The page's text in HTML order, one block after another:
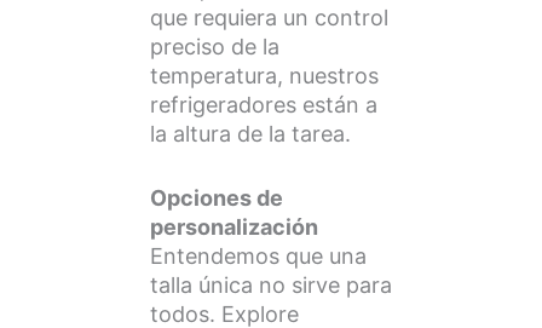
que requiera un control
preciso de la
temperatura, nuestros
refrigeradores están a
la altura de la tarea.
Opciones de
personalización
Entendemos que una
talla única no sirve para
todos. Explore